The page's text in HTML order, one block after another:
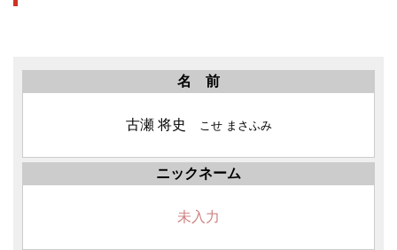
名 前
古瀬 将史 こせ まさふみ
ニックネーム
未入力